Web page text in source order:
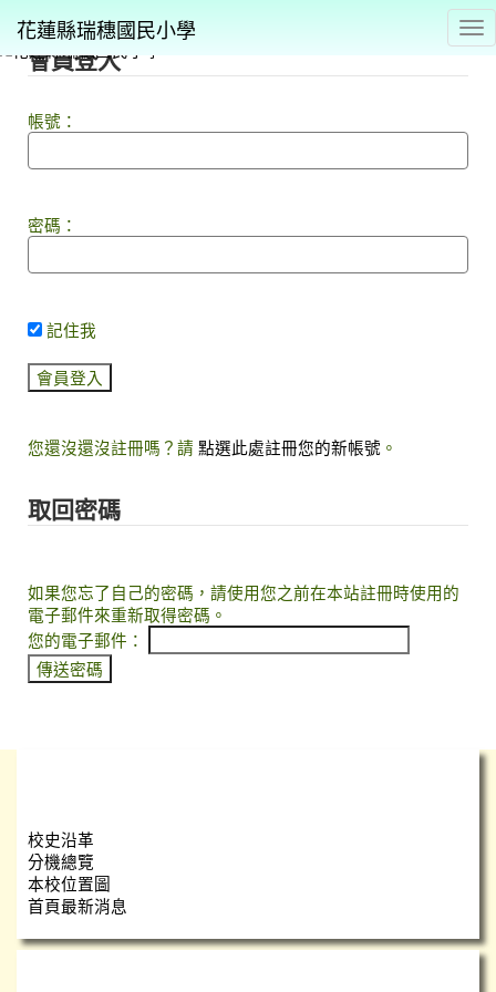
花蓮縣瑞穗國民小學
⏸
會員登入
帳號：
密碼：
記住我
您還沒還沒註冊嗎？請 點選此處註冊您的新帳號 。
取回密碼
如果您忘了自己的密碼，請使用您之前在本站註冊時使用的
電子郵件來重新取得密碼。
您的電子郵件：
校史沿革
分機總覽
本校位置圖
首頁最新消息